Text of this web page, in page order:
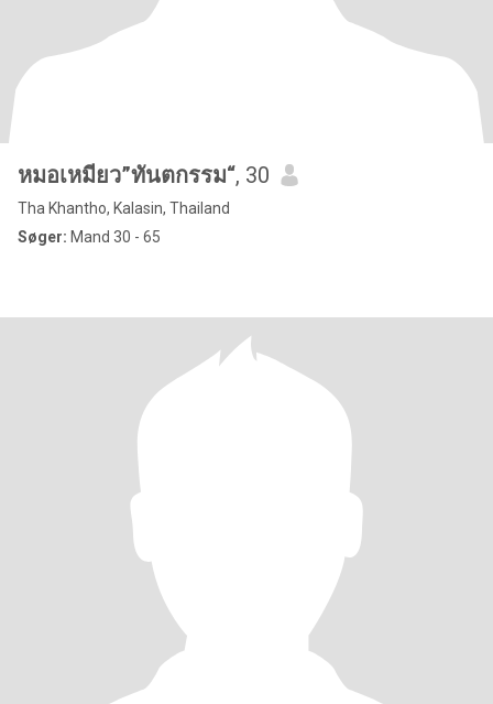
หมอเหมียว”ทันตกรรม“, 30
Tha Khantho, Kalasin, Thailand
Søger: Mand 30 - 65